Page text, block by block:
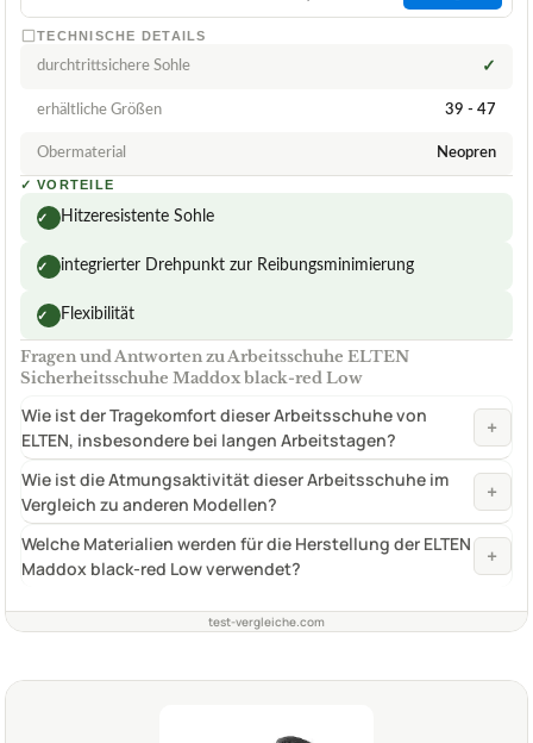
TECHNISCHE DETAILS
durchtrittsichere Sohle ✓
erhältliche Größen 39 - 47
Obermaterial Neopren
✓ VORTEILE
✓ Hitzeresistente Sohle
✓ integrierter Drehpunkt zur Reibungsminimierung
✓ Flexibilität
Fragen und Antworten zu Arbeitsschuhe ELTEN
Sicherheitsschuhe Maddox black-red Low
Wie ist der Tragekomfort dieser Arbeitsschuhe von
ELTEN, insbesondere bei langen Arbeitstagen?
+
Wie ist die Atmungsaktivität dieser Arbeitsschuhe im
Vergleich zu anderen Modellen?
+
Welche Materialien werden für die Herstellung der ELTEN
Maddox black-red Low verwendet?
+
test-vergleiche.com